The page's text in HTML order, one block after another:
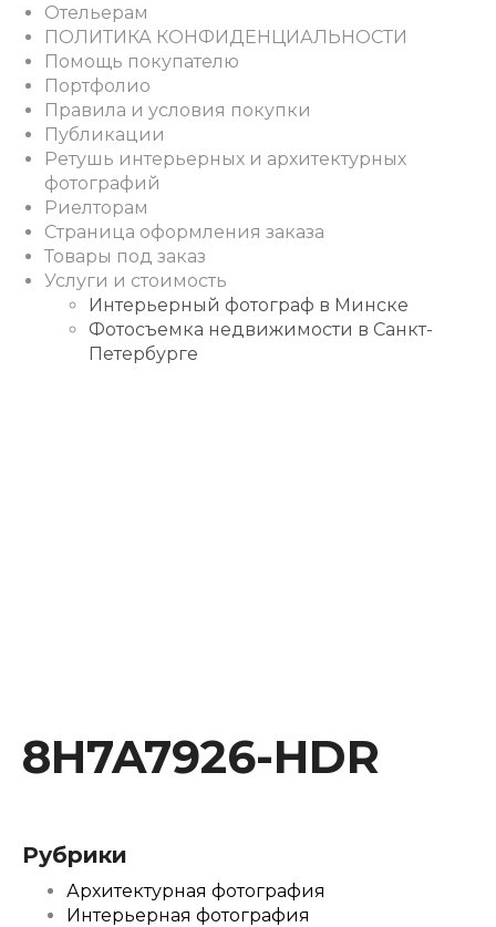
Отельерам
ПОЛИТИКА КОНФИДЕНЦИАЛЬНОСТИ
Помощь покупателю
Портфолио
Правила и условия покупки
Публикации
Ретушь интерьерных и архитектурных
фотографий
Риелторам
Страница оформления заказа
Товары под заказ
Услуги и стоимость
Интерьерный фотограф в Минске
Фотосъемка недвижимости в Санкт-
Петербурге
8H7A7926-HDR
Рубрики
Архитектурная фотография
Интерьерная фотография